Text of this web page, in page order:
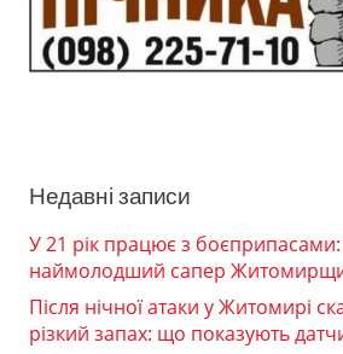
Недавні записи
У 21 рік працює з
наймолодший сапер
Після нічної атаки у Житомирі
різкий запах: що показують